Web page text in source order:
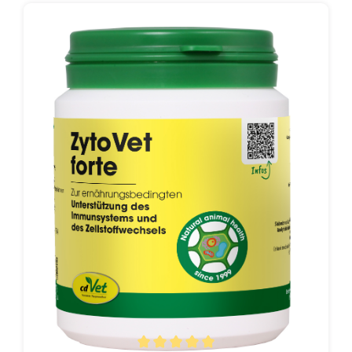
produits chimiques est courant dans le commerce. Le
aliment pour animaux. Cependant, ce type de
production n'est pas autorisé pour les aliments pour
animaux. En raison du manque de l’autorisation à être
commercialisé, de nombreux produits CBD ont
cdVet n'avait jusqu'à présent aucun produit de la CBD
dans son assortiment. CBD Poudre n'est pas obtenue
avec des additifs chimiques, mais un tourteau de
pression moulu, entièrement naturel, pressé à froid,
contenant de la CBD et conforme à la législation. Ainsi,
CBD Poudre de cdVet est commercialisable comme
aliment complémentaire pour les animaux et peut être
nourrie sans hésitation aux animaux qui ne présentent
pas de défaut du gène MDR1.Le procédé spécial de
pression à froid de cdVet permet d'obtenir des huiles
CBD concentrées, purement naturelles, qui contiennent
également tout le spectre des substances végétales, à
savoir des terpènes, des flavonoïdes, des phénols,
des acides gras oméga-3 et -6, des minéraux et de la
vitamine E. Le THC psychoactif est presque
entièrement éliminé et est bien sûr inférieur à la valeur